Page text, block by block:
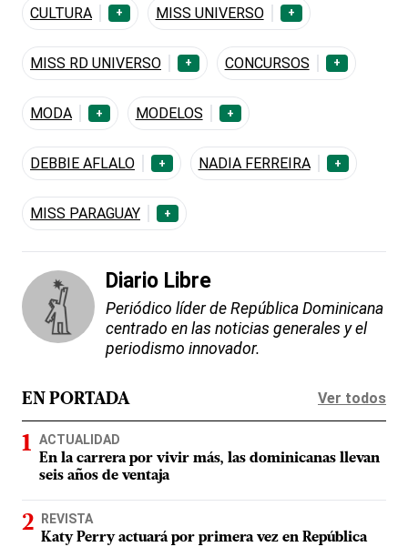
CULTURA + MISS UNIVERSO +
MISS RD UNIVERSO + CONCURSOS +
MODA + MODELOS +
DEBBIE AFLALO + NADIA FERREIRA +
MISS PARAGUAY +
Diario Libre
Periódico líder de República Dominicana
centrado en las noticias generales y el
periodismo innovador.
EN PORTADA Ver todos
ACTUALIDAD
En la carrera por vivir más, las dominicanas llevan
seis años de ventaja
REVISTA
Katy Perry actuará por primera vez en República